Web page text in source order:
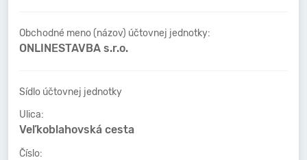
Obchodné meno (názov) účtovnej jednotky:
ONLINESTAVBA s.r.o.
Sídlo účtovnej jednotky
Ulica:
Veľkoblahovská cesta
Číslo: